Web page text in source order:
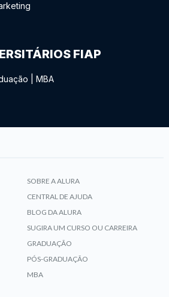
FIAP
MBA
SOBRE A ALURA
CENTRAL DE AJUDA
BLOG DA ALURA
SUGIRA UM CURSO OU CARREIRA
GRADUAÇÃO
PÓS-GRADUAÇÃO
MBA